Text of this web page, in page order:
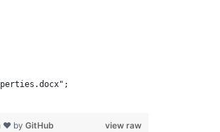
view raw
❤ by GitHub